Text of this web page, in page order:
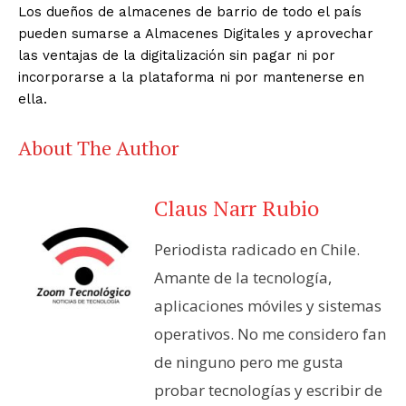
Los dueños de almacenes de barrio de todo el país
pueden sumarse a Almacenes Digitales y aprovechar
las ventajas de la digitalización sin pagar ni por
incorporarse a la plataforma ni por mantenerse en
ella.
About The Author
Claus Narr Rubio
Periodista radicado en Chile.
Amante de la tecnología,
aplicaciones móviles y sistemas
operativos. No me considero fan
de ninguno pero me gusta
probar tecnologías y escribir de